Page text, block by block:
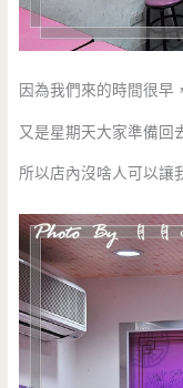
因為我們來的時間很早
又是星期天大家準備回
所以店內沒啥人可以讓